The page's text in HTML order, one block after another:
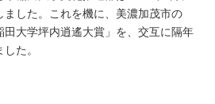
ました。これを機に、美濃加茂市の
田大学坪内逍遙大賞」を、交互に隔年
た。